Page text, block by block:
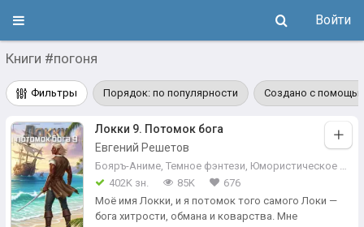
Войти
Книги #погоня
Фильтры Порядок: по популярности Создано с
Локки 9. Потомок бога
Евгений Решетов
Бояръ-Аниме, Темное фэнтези, Юмористическое фэнтези
402K зн.
85K
676
Моё имя Локки, и я потомок того самого Локи —
бога хитрости, обмана и коварства. Мне